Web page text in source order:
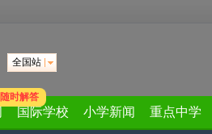
全国站
随时解答
国际学校 小学新闻 重点中学